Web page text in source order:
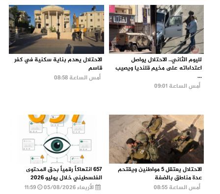
لليوم الثاني.. الاحتلال يواصل
اعتداءاته على مخيم قلنديا ويصيب
...
أمس الساعة 09:01
الاحتلال يهدم بناية سكنية في كفر
قاسم
أمس الساعة 08:58
الاحتلال يعتقل 5 مواطنين ويقتحم
عدة مناطق بالضفة
أمس الساعة 08:55
657 انتهاكاً رقمياً بحق المحتوى
الفلسطيني خلال يوليو 2026
الأربعاء 05/08/2026
11:59